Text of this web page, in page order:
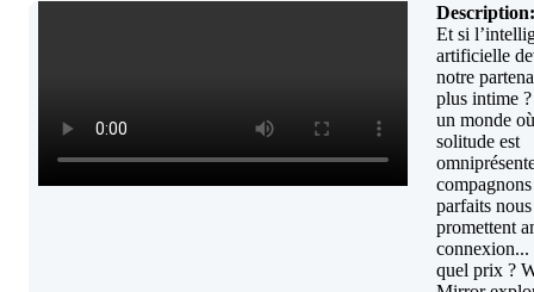
Description:
Et si
artificielle
notre
plus intime
un monde
solitude est
compagnons
parfaits nous
promettent
connexion...
quel prix ?